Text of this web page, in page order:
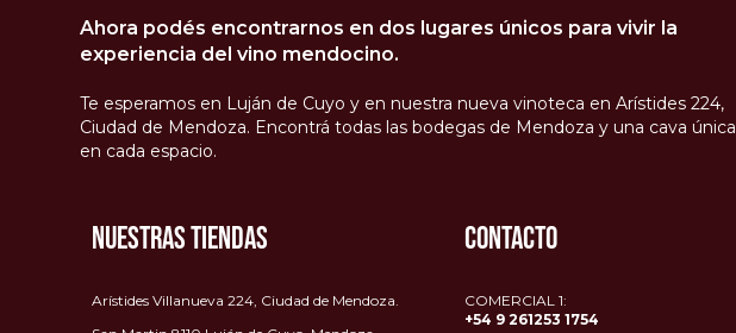
Ahora podés encontrarnos en dos lugares únicos para vivir la
experiencia del vino mendocino.
Te esperamos en Luján de Cuyo y en nuestra nueva vinoteca en Arístides 224,
Ciudad de Mendoza. Encontrá todas las bodegas de Mendoza y una cava única
en cada espacio.
NUESTRAS TIENDAS
Arístides Villanueva 224, Ciudad de Mendoza.
CONTACTO
COMERCIAL 1:
+54 9 261253 1754